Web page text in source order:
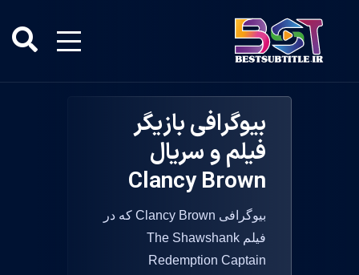
بیوگرافی بازیگر
فیلم و سریال
Clancy Brown
بیوگرافی Clancy Brown که در
فیلم The Shawshank
Redemption Captain